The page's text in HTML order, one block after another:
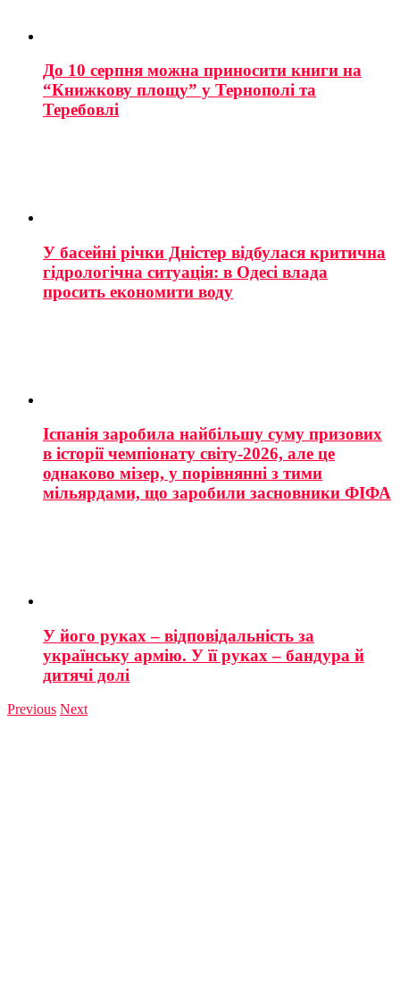
До 10 серпня можна приносити книги на
“Книжкову площу” у Тернополі та
Теребовлі
У басейні річки Дністер відбулася критична
гідрологічна ситуація: в Одесі влада
просить економити воду
Іспанія заробила найбільшу суму призових
в історії чемпіонату світу-2026, але це
однаково мізер, у порівнянні з тими
мільярдами, що заробили засновники ФІФА
У його руках – відповідальність за
українську армію. У її руках – бандура й
дитячі долі
Previous Next